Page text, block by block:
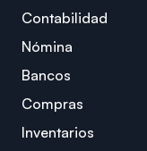
Contabilidad
Nómina
Bancos
Compras
Inventarios